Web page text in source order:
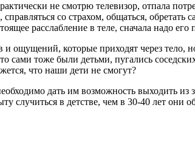
не смотрю телевизор, отпала
со страхом, общаться, обретать
расслабление в теле, сначала надо
и ощущений, которые приходят через
сами тоже были детьми, пугались
что наши дети не смогут?
дать им возможность выходить
случиться в детстве, чем в 30-40 лет